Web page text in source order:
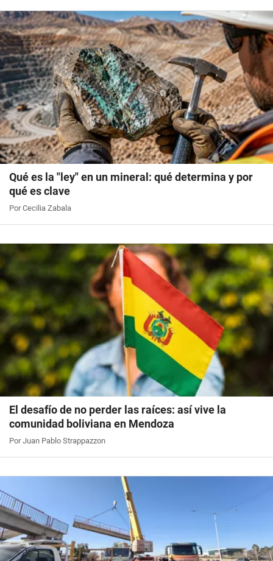
Qué es la "ley" en un mineral: qué determina y por
qué es clave
Por Cecilia Zabala
El desafío de no perder las raíces: así vive la
comunidad boliviana en Mendoza
Por Juan Pablo Strappazzon